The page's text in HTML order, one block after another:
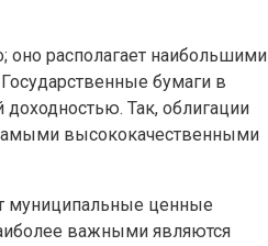
оно располагает наибольшими
бумаги в
Так, облигации
высококачественными
муниципальные ценные
важными являются